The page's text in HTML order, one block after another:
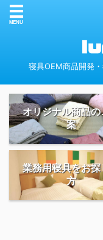
寝具OEM商品開発
オリジナル商品の
案
業務用寝具をお探
方